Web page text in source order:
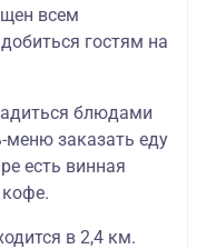
всем
гостям на
блюдами
меню заказать еду
есть винная
кофе.
в 2,4 км.